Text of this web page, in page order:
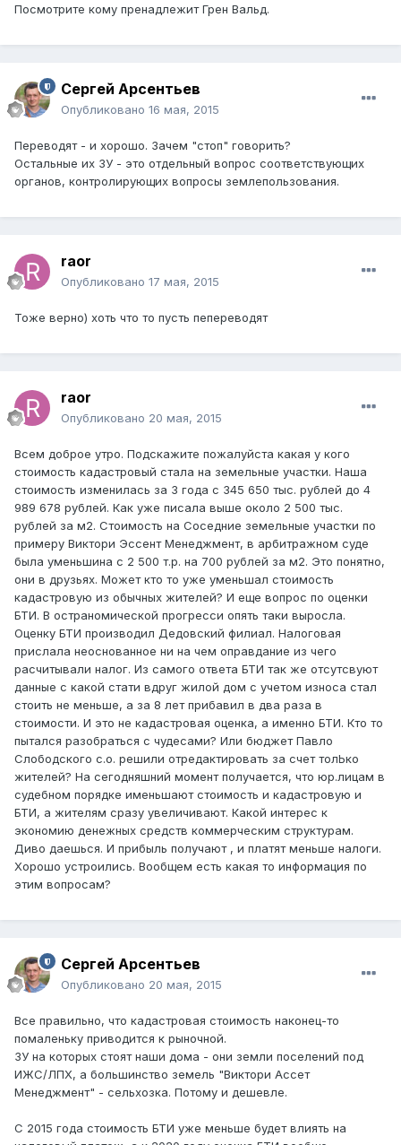
Посмотрите кому пренадлежит Грен Вальд.
Сергей Арсентьев
Опубликовано 16 мая, 2015
Переводят - и хорошо. Зачем "стоп" говорить?
Остальные их ЗУ - это отдельный вопрос соответствующих
органов, контролирующих вопросы землепользования.
raor
Опубликовано 17 мая, 2015
Тоже верно) хоть что то пусть пепереводят
raor
Опубликовано 20 мая, 2015
Всем доброе утро. Подскажите пожалуйста какая у кого
стоимость кадастровый стала на земельные участки. Наша
стоимость изменилась за 3 года с 345 650 тыс. рублей до 4
989 678 рублей. Как уже писала выше около 2 500 тыс.
рублей за м2. Стоимость на Соседние земельные участки по
примеру Виктори Эссент Менеджмент, в арбитражном суде
была уменьшина с 2 500 т.р. на 700 рублей за м2. Это понятно,
они в друзьях. Может кто то уже уменьшал стоимость
кадастровую из обычных жителей? И еще вопрос по оценки
БТИ. В остраномической прогресси опять таки выросла.
Оценку БТИ производил Дедовский филиал. Налоговая
прислала неоснованное ни на чем оправдание из чего
расчитывали налог. Из самого ответа БТИ так же отсутсвуют
данные с какой стати вдруг жилой дом с учетом износа стал
стоить не меньше, а за 8 лет прибавил в два раза в
стоимости. И это не кадастровая оценка, а именно БТИ. Кто то
пытался разобраться с чудесами? Или бюджет Павло
Слободского с.о. решили отредактировать за счет толЬко
жителей? На сегодняшний момент получается, что юр.лицам в
судебном порядке именьшают стоимость и кадастровую и
БТИ, а жителям сразу увеличивают. Какой интерес к
экономию денежных средств коммерческим структурам.
Диво даешься. И прибыль получают , и платят меньше налоги.
Хорошо устроились. Вообщем есть какая то информация по
этим вопросам?
Сергей Арсентьев
Опубликовано 20 мая, 2015
Все правильно, что кадастровая стоимость наконец-то
помаленьку приводится к рыночной.
ЗУ на которых стоят наши дома - они земли поселений под
ИЖС/ЛПХ, а большинство земель "Виктори Ассет
Менеджмент" - сельхозка. Потому и дешевле.
С 2015 года стоимость БТИ уже меньше будет влиять на